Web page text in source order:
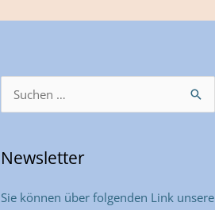
Suchen
Newsletter
Sie können über folgenden Link unsere